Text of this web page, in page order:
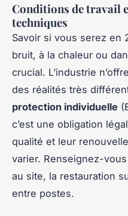
Conditions de travail
techniques
Savoir si vous serez en
bruit, à la chaleur ou
crucial. L’industrie
des réalités très
protection individuelle
c’est une obligation
qualité et leur
varier. Renseignez-
au site, la restauration
entre postes.